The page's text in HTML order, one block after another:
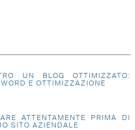
UN BLOG OTTIMIZZATO:
E OTTIMIZZAZIONE
ATTENTAMENTE PRIMA DI
SITO AZIENDALE